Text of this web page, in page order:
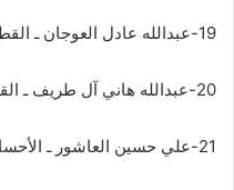
19-عبدالله عادل العوجان ـ القطيف
20-عبدالله هاني آل طريف ـ القطيف
21-علي حسين العاشور ـ الأحساء